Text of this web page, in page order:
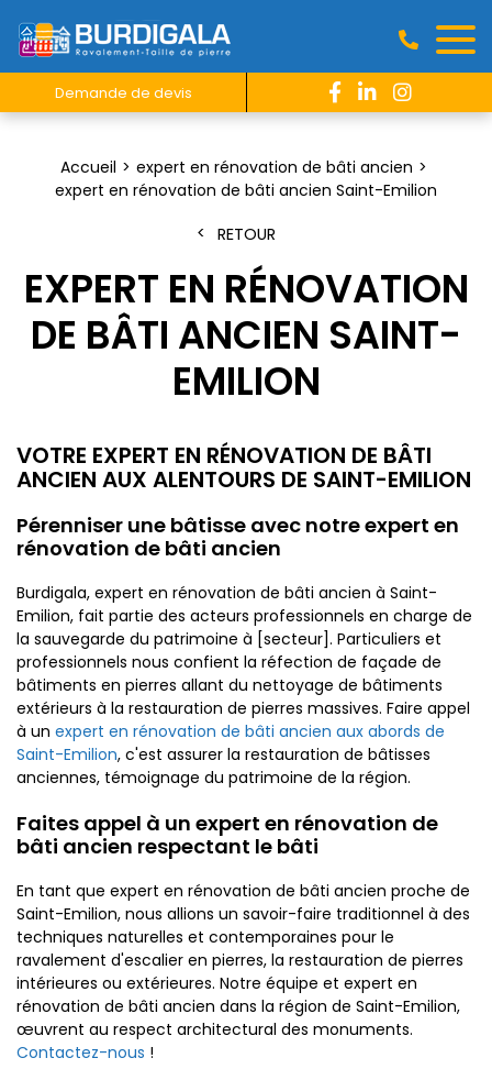
Demande de devis
Accueil
expert en rénovation de bâti ancien
expert en rénovation de bâti ancien Saint-Emilion
RETOUR
EXPERT EN RÉNOVATION
DE BÂTI ANCIEN SAINT-
EMILION
VOTRE EXPERT EN RÉNOVATION DE BÂTI
ANCIEN AUX ALENTOURS DE SAINT-EMILION
Pérenniser une bâtisse avec notre expert en
rénovation de bâti ancien
Burdigala, expert en rénovation de bâti ancien à Saint-
Emilion, fait partie des acteurs professionnels en charge de
la sauvegarde du patrimoine à [secteur]. Particuliers et
professionnels nous confient la réfection de façade de
bâtiments en pierres allant du nettoyage de bâtiments
extérieurs à la restauration de pierres massives. Faire appel
à un expert en rénovation de bâti ancien aux abords de
Saint-Emilion, c'est assurer la restauration de bâtisses
anciennes, témoignage du patrimoine de la région.
Faites appel à un expert en rénovation de
bâti ancien respectant le bâti
En tant que expert en rénovation de bâti ancien proche de
Saint-Emilion, nous allions un savoir-faire traditionnel à des
techniques naturelles et contemporaines pour le
ravalement d'escalier en pierres, la restauration de pierres
intérieures ou extérieures. Notre équipe et expert en
rénovation de bâti ancien dans la région de Saint-Emilion,
œuvrent au respect architectural des monuments.
Contactez-nous !